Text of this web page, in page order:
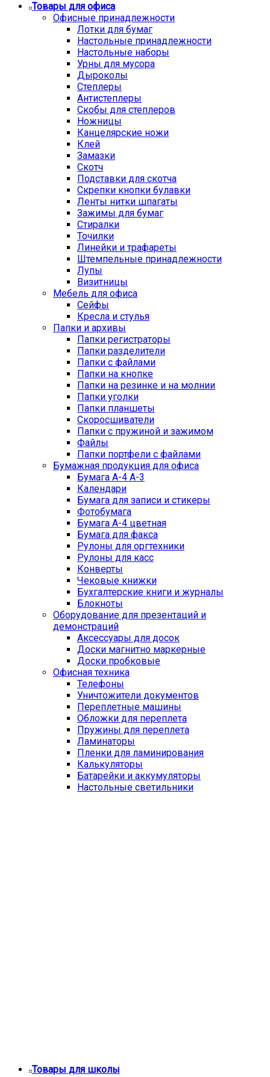
Товары для офиса
Офисные принадлежности
Лотки для бумаг
Настольные принадлежности
Настольные наборы
Урны для мусора
Дыроколы
Степлеры
Антистеплеры
Скобы для степлеров
Ножницы
Канцелярские ножи
Клей
Замазки
Скотч
Подставки для скотча
Скрепки кнопки булавки
Ленты нитки шпагаты
Зажимы для бумаг
Стиралки
Точилки
Линейки и трафареты
Штемпельные принадлежности
Лупы
Визитницы
Мебель для офиса
Сейфы
Кресла и стулья
Папки и архивы
Папки регистраторы
Папки разделители
Папки с файлами
Папки на кнопке
Папки на резинке и на молнии
Папки уголки
Папки планшеты
Скоросшиватели
Папки с пружиной и зажимом
Файлы
Папки портфели с файлами
Бумажная продукция для офиса
Бумага А-4 А-3
Календари
Бумага для записи и стикеры
Фотобумага
Бумага А-4 цветная
Бумага для факса
Рулоны для оргтехники
Рулоны для касс
Конверты
Чековые книжки
Бухгалтерские книги и журналы
Блокноты
Оборудование для презентаций и
демонстраций
Аксессуары для досок
Доски магнитно маркерные
Доски пробковые
Офисная техника
Телефоны
Уничтожители документов
Переплетные машины
Обложки для переплета
Пружины для переплета
Ламинаторы
Пленки для ламинирования
Калькуляторы
Батарейки и аккумуляторы
Настольные светильники
Товары для школы